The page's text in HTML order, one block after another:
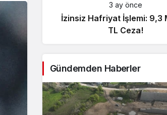
3 ay önce
İzinsiz Hafriyat İşlemi: 9,3
TL Ceza!
Gündemden Haberler